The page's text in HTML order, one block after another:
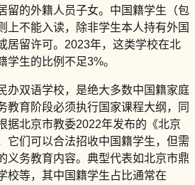
留的外籍人员子女。中国籍学生（包
上不能入读，除非学生本人持有外国
居留许可。2023年，这类学校在北
学生的比例不足3%。
办双语学校，是绝大多数中国籍家庭
教育阶段必须执行国家课程大纲，同
据北京市教委2022年发布的《北京
它们可以合法招收中国籍学生，但需
义务教育内容。典型代表如北京市鼎
校等，其中国籍学生占比通常在